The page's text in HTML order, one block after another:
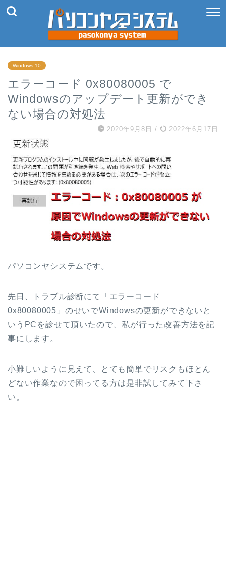
Windows 10
エラーコード 0x80080005 で
Windowsのアップデート更新ができ
ない場合の対処法
2020年9月8日 / 2022年6月17日
パソコンヤシステムです。
先日、トラブル診断にて「エラーコード
0x80080005」のせいでWindowsの更新ができないと
いうPCを診せて頂いたので、私が行った改善方法を記
事にします。
小難しいように見えて、とても簡単でリスクもほとん
どない作業なので困ってる方は是非試してみて下さ
い。